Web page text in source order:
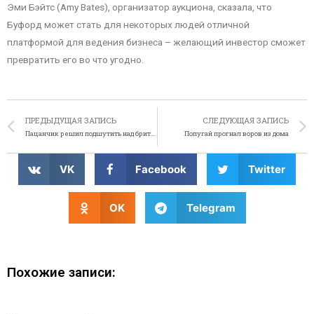
Эми Бэйтс (Amy Bates), организатор аукциона, сказала, что
Буфорд может стать для некоторых людей отличной
платформой для ведения бизнеса – желающий инвестор сможет
превратить его во что угодно.
ПРЕДЫДУЩАЯ ЗАПИСЬ
Пацанчик решил подшутить над британским флотом
СЛЕДУЮЩАЯ ЗАПИСЬ
Попугай прогнал воров из дома
VK Facebook Twitter
OK Telegram
Похожие записи: